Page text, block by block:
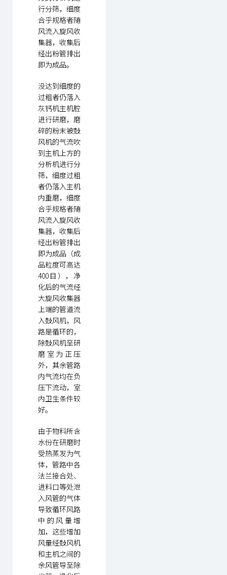
行分筛，细度
合乎规格者随
风流入旋风收
集器，收集后
经出粉管排出
即为成品。
没达到细度的
过粗者仍落入
灰钙机主机腔
进行研磨，磨
碎的粉末被鼓
风机的气流吹
到主机上方的
分析机进行分
筛，细度过粗
者仍落入主机
内重磨，细度
合乎规格者随
风流入旋风收
集器，收集后
经出粉管排出
即为成品（成
品粒度可高达
400目），净
化后的气流经
大旋风收集器
上端的管道流
入鼓风机，风
路是循环的，
除鼓风机至研
磨室为正压
外，其余管路
内气流均在负
压下流动，室
内卫生条件较
好。
由于物料所含
水份在研磨时
受热蒸发为气
体，管路中各
法兰接合处、
进料口等处泄
入风管的气体
导致循环风路
中的风量增
加，这些增加
风量经鼓风机
和主机之间的
余风管导至除